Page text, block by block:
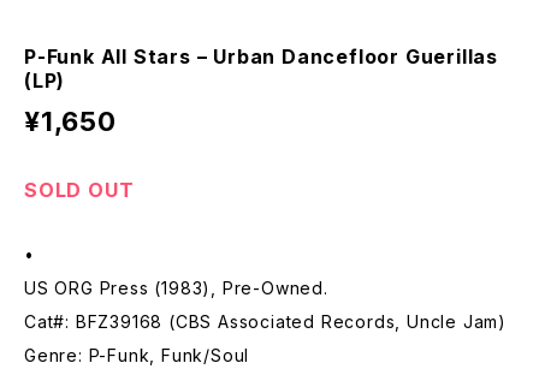
P-Funk All Stars – Urban Dancefloor Guerillas
(LP)
¥1,650
SOLD OUT
•
US ORG Press (1983), Pre-Owned.
Cat#: BFZ39168 (CBS Associated Records, Uncle Jam)
Genre: P-Funk, Funk/Soul